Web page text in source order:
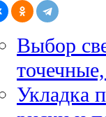
Выбор
Укладка